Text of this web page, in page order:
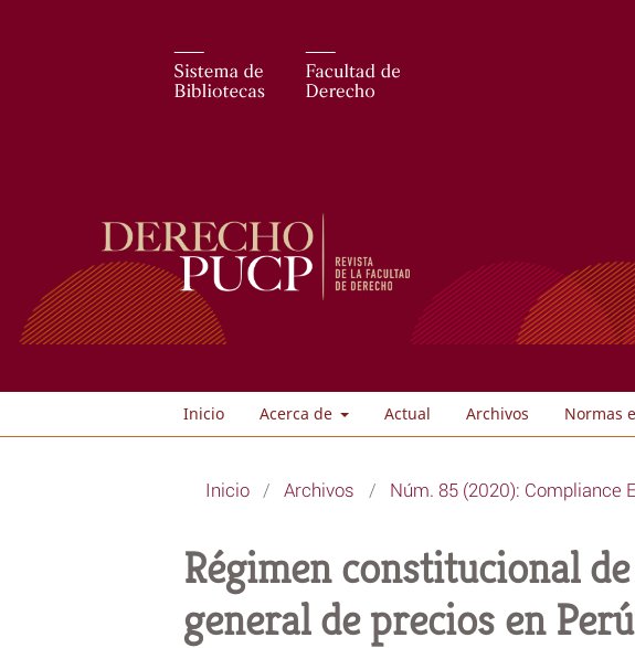
Inicio Acerca de Actual Archivos Normas
Inicio / Archivos / Núm. 85 (2020): Compliance
Régimen constitucional
general de precios en Perú